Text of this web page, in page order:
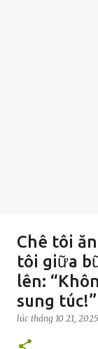
Chê tôi
tôi giữa
lên:
sung túc!”
lúc tháng 10 21, 2025